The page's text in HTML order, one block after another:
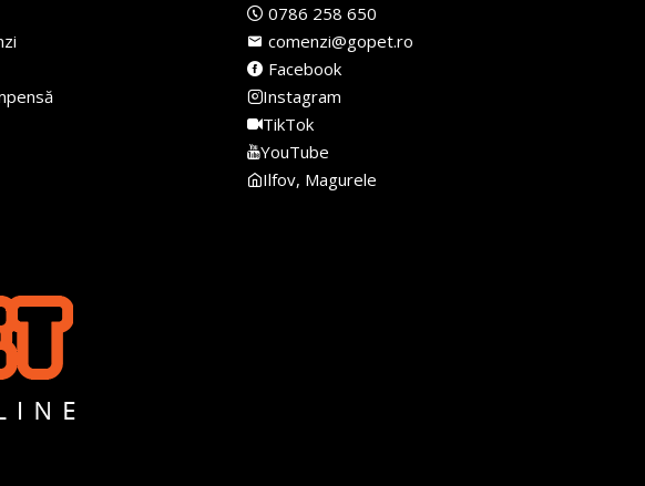
0786 258 650
comenzi@gopet.ro
Facebook
Instagram
TikTok
YouTube
Ilfov, Magurele